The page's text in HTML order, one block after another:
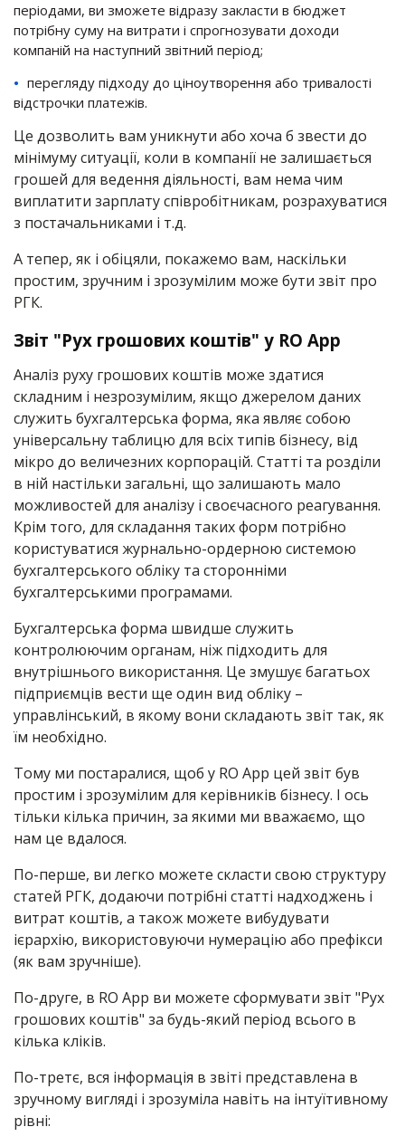
періодами, ви зможете відразу закласти в бюджет
потрібну суму на витрати і спрогнозувати доходи
компаній на наступний звітний період;
перегляду підходу до ціноутворення або тривалості
відстрочки платежів.
Це дозволить вам уникнути або хоча б звести до
мінімуму ситуації, коли в компанії не залишається
грошей для ведення діяльності, вам нема чим
виплатити зарплату співробітникам, розрахуватися
з постачальниками і т.д.
А тепер, як і обіцяли, покажемо вам, наскільки
простим, зручним і зрозумілим може бути звіт про
РГК.
Звіт "Рух грошових коштів" у RO App
Аналіз руху грошових коштів може здатися
складним і незрозумілим, якщо джерелом даних
служить бухгалтерська форма, яка являє собою
універсальну таблицю для всіх типів бізнесу, від
мікро до величезних корпорацій. Статті та розділи
в ній настільки загальні, що залишають мало
можливостей для аналізу і своєчасного реагування.
Крім того, для складання таких форм потрібно
користуватися журнально-ордерною системою
бухгалтерського обліку та сторонніми
бухгалтерськими програмами.
Бухгалтерська форма швидше служить
контролюючим органам, ніж підходить для
внутрішнього використання. Це змушує багатьох
підприємців вести ще один вид обліку –
управлінський, в якому вони складають звіт так, як
їм необхідно.
Тому ми постаралися, щоб у RO App цей звіт був
простим і зрозумілим для керівників бізнесу. І ось
тільки кілька причин, за якими ми вважаємо, що
нам це вдалося.
По-перше, ви легко можете скласти свою структуру
статей РГК, додаючи потрібні статті надходжень і
витрат коштів, а також можете вибудувати
ієрархію, використовуючи нумерацію або префікси
(як вам зручніше).
По-друге, в RO App ви можете сформувати звіт "Рух
грошових коштів" за будь-який період всього в
кілька кліків.
По-третє, вся інформація в звіті представлена в
зручному вигляді і зрозуміла навіть на інтуїтивному
рівні: